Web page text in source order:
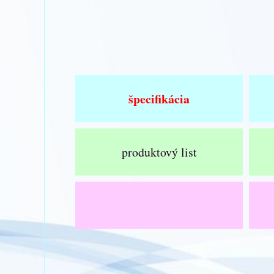
špecifikácia
produktový list